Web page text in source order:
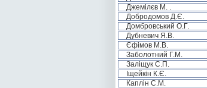
Джемілєв М. .
Добродомов Д.Є.
Домбровський О.Г.
Дубневич Я.В.
Єфімов М.В.
Заболотний Г.М.
Заліщук С.П.
Іщейкін К.Є.
Каплін С.М.